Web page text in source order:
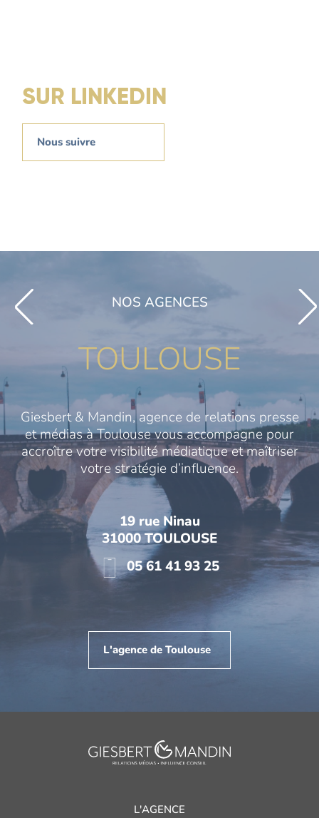
SUR LINKEDIN
Nous suivre
NOS AGENCES
TOULOUSE
Giesbert & Mandin, agence de relations presse
et médias à Toulouse vous accompagne pour
accroître votre visibilité médiatique et maîtriser
votre stratégie d’influence.
19 rue Ninau
31000 TOULOUSE
05 61 41 93 25
L'agence de Toulouse
L'AGENCE